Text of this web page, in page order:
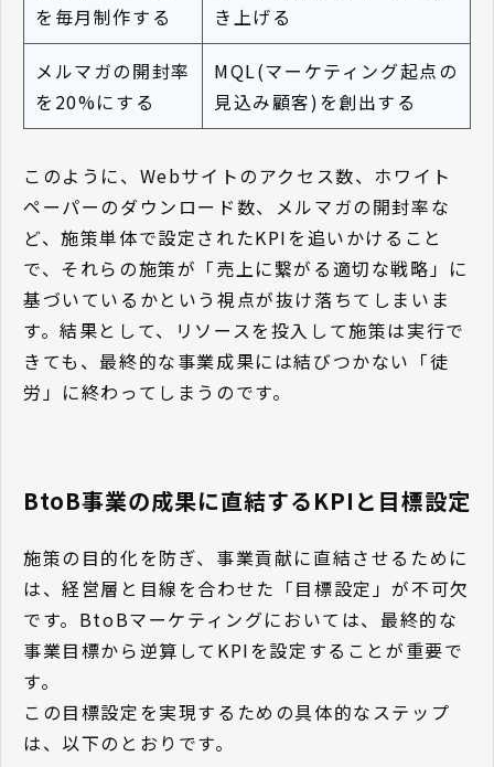
を毎月制作する
き上げる
メルマガの開封率
を20%にする
MQL(マーケティング起点の
見込み顧客)を創出する
このように、Webサイトのアクセス数、ホワイト
ペーパーのダウンロード数、メルマガの開封率な
ど、施策単体で設定されたKPIを追いかけること
で、それらの施策が「売上に繋がる適切な戦略」に
基づいているかという視点が抜け落ちてしまいま
す。結果として、リソースを投入して施策は実行で
きても、最終的な事業成果には結びつかない「徒
労」に終わってしまうのです。
BtoB事業の成果に直結するKPIと目標設定
施策の目的化を防ぎ、事業貢献に直結させるために
は、経営層と目線を合わせた「目標設定」が不可欠
です。BtoBマーケティングにおいては、最終的な
事業目標から逆算してKPIを設定することが重要で
す。
この目標設定を実現するための具体的なステップ
は、以下のとおりです。